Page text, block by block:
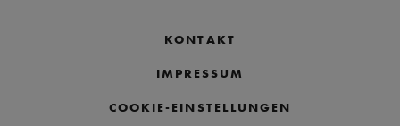
KONTAKT
IMPRESSUM
COOKIE-EINSTELLUNGEN